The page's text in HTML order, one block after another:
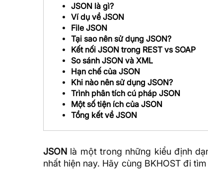
JSON là gì?
Ví dụ về JSON
File JSON
Tại sao nên sử dụng JSON?
Kết nối JSON trong REST vs SOAP
So sánh JSON và XML
Hạn chế của JSON
Khi nào nên sử dụng JSON?
Trình phân tích cú pháp JSON
Một số tiện ích của JSON
Tổng kết về JSON
JSON là một trong những kiểu định
nhất hiện nay. Hãy cùng BKHOSTđi tìm